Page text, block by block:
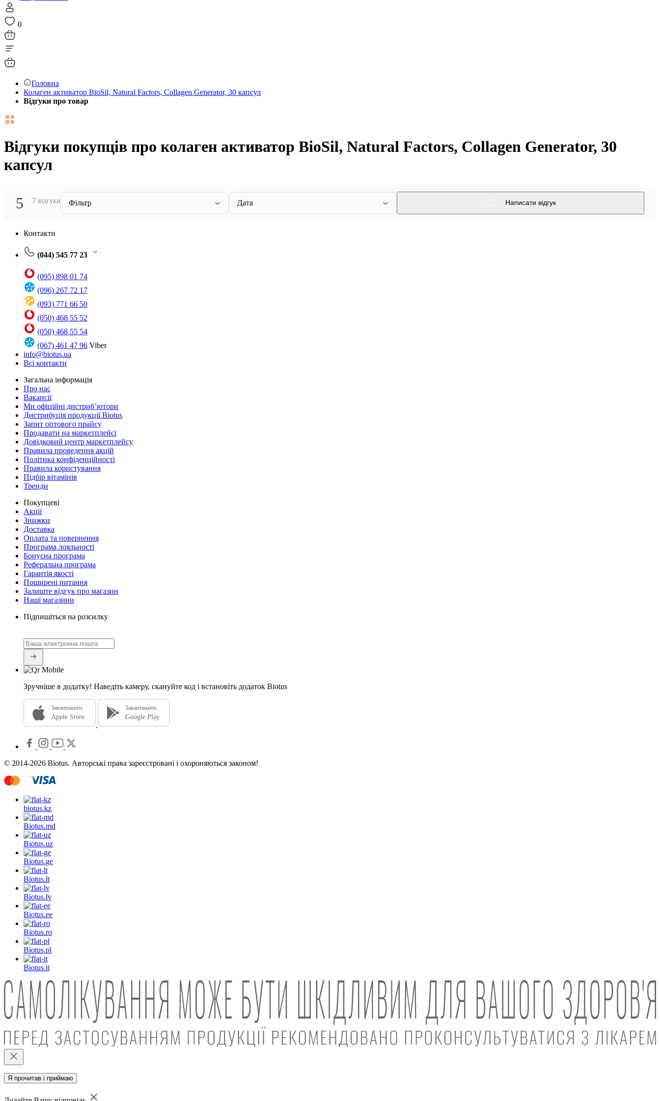
0
Головна
Колаген активатор BioSil, Natural Factors, Collagen Generator, 30 капсул
Відгуки про товар
Відгуки покупців про колаген активатор BioSil, Natural Factors, Collagen Generator, 30
капсул
5 7 відгуки Фільтр Дата Написати відгук
Контакти
(044) 545 77 23
(095) 898 01 74
(096) 267 72 17
(093) 771 66 50
(050) 468 55 52
(050) 468 55 54
(067) 461 47 96 Viber
info@biotus.ua
Всі контакти
Загальна інформація
Про нас
Вакансії
Ми офіційні дистриб’ютори
Дистрибуція продукції Biotus
Запит оптового прайсу
Продавати на маркетплейсі
Довідковий центр маркетплейсу
Правила проведення акцій
Політика конфіденційності
Правила користування
Підбір вітамінів
Тренди
Покупцеві
Акції
Знижки
Доставка
Оплата та повернення
Програма лояльності
Бонусна програма
Реферальна програма
Гарантія якості
Поширені питання
Залиште відгук про магазин
Наші магазини
Підпишіться на розсилку
Зручніше в додатку! Наведіть камеру, скануйте код і встановіть додаток Biotus
Завантажити
Apple Store
Завантажити
Google Play
© 2014-2026 Biotus. Авторські права зареєстровані і охороняються законом!
biotus.kz
Biotus.md
Biotus.uz
Biotus.ge
Biotus.lt
Biotus.lv
Biotus.ee
Biotus.ro
Biotus.pl
Biotus.it
Я прочитав і приймаю